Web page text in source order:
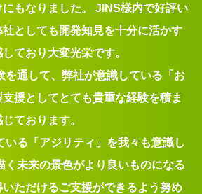
もなりました。 JINS様内で好評い
としても開発知見を十分に活かす
ており大変光栄です。
を通して、弊社が意識している「お
援としてとても貴重な経験を積ま
ております。
いる「アジリティ」を我々も意識し
く未来の景色がより良いものになる
ただけるご支援ができるよう努め